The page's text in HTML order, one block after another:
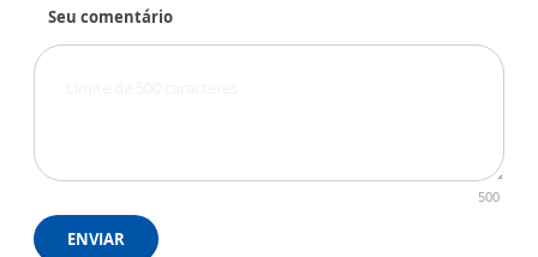
Seu comentário
500
ENVIAR